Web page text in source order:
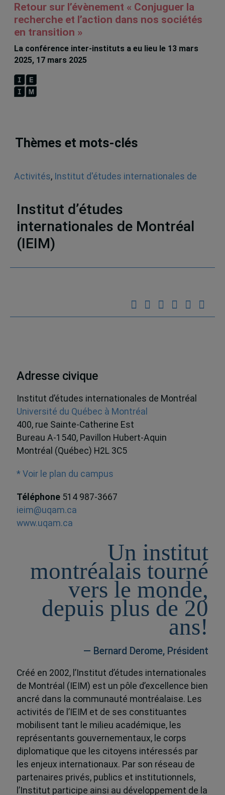
Retour sur l’évènement « Conjuguer la
recherche et l’action dans nos sociétés
en transition »
La conférence inter-instituts a eu lieu le 13 mars
2025, 17 mars 2025
Thèmes et mots-clés
Activités, Institut d'études internationales de
Institut d’études
internationales de Montréal
(IEIM)
Adresse civique
Institut d’études internationales de Montréal
Université du Québec à Montréal
400, rue Sainte-Catherine Est
Bureau A-1540, Pavillon Hubert-Aquin
Montréal (Québec) H2L 3C5
* Voir le plan du campus
Téléphone 514 987-3667
ieim@uqam.ca
www.uqam.ca
Un institut
montréalais tourné
vers le monde,
depuis plus de 20
ans!
— Bernard Derome, Président
Créé en 2002, l’Institut d’études internationales
de Montréal (IEIM) est un pôle d’excellence bien
ancré dans la communauté montréalaise. Les
activités de l’IEIM et de ses constituantes
mobilisent tant le milieu académique, les
représentants gouvernementaux, le corps
diplomatique que les citoyens intéressés par
les enjeux internationaux. Par son réseau de
partenaires privés, publics et institutionnels,
l’Institut participe ainsi au développement de la